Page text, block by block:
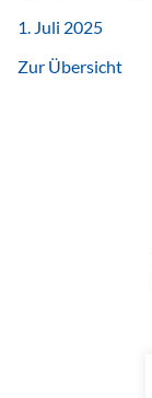
1. Juli 2025
Zur Übersicht